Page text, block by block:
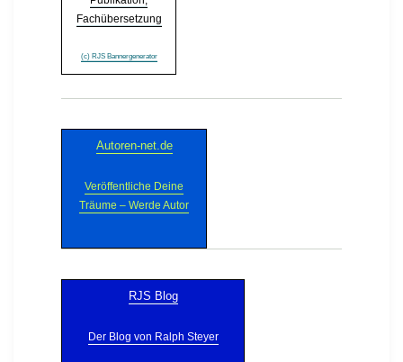
Fachübersetzung
(c) RJS Bannergenerator
Autoren-net.de
Veröffentliche Deine
Träume – Werde Autor
RJS Blog
Der Blog von Ralph Steyer